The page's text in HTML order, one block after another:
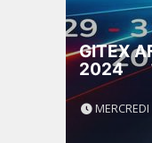
GITEX
2024